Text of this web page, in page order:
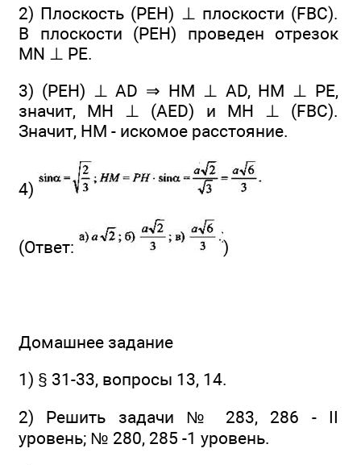
2) Плоскость (РЕН) ⊥ плоскости (FBC).
В плоскости (РЕН) проведен отрезок
MN ⊥ РЕ.
3) (РЕН) ⊥ AD ⇒ НМ ⊥ AD, НМ ⊥ РЕ,
значит, MH ⊥ (AED) и МН ⊥ (FBC).
Значит, НМ - искомое расстояние.
4)
(Ответ: )
Домашнее задание
1) § 31-33, вопросы 13, 14.
2) Решить задачи № 283, 286 - II
уровень; № 280, 285 -1 уровень.